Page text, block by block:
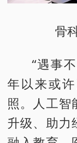
骨
“遇事
年以来或
照。人工智
升级、助力